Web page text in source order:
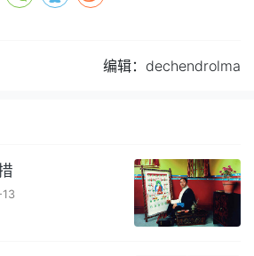
编辑：dechendrolma